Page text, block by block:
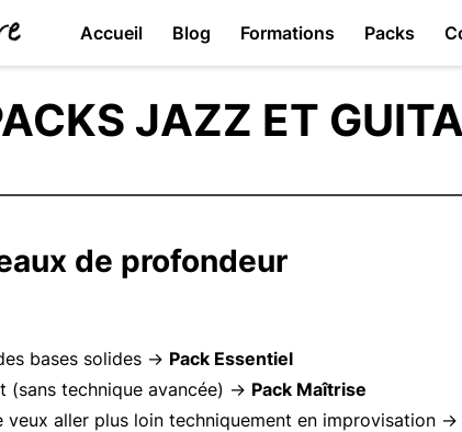
Accueil Blog Formations Packs
JAZZ ET
de profondeur
bases solides → Pack Essentiel
(sans technique avancée) → Pack Maîtrise
veux aller plus loin techniquement en improvisation →